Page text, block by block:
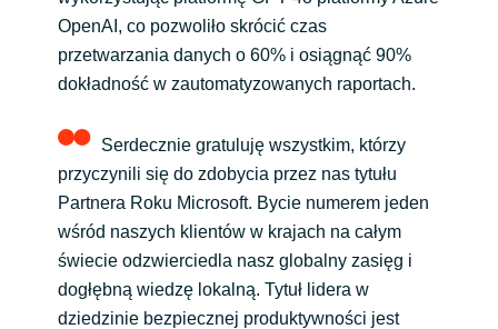
OpenAI, co pozwoliło skrócić czas
przetwarzania danych o 60% i osiągnąć 90%
dokładność w zautomatyzowanych raportach.
Serdecznie gratuluję wszystkim, którzy
przyczynili się do zdobycia przez nas tytułu
Partnera Roku Microsoft. Bycie numerem jeden
wśród naszych klientów w krajach na całym
świecie odzwierciedla nasz globalny zasięg i
dogłębną wiedzę lokalną. Tytuł lidera w
dziedzinie bezpiecznej produktywności jest